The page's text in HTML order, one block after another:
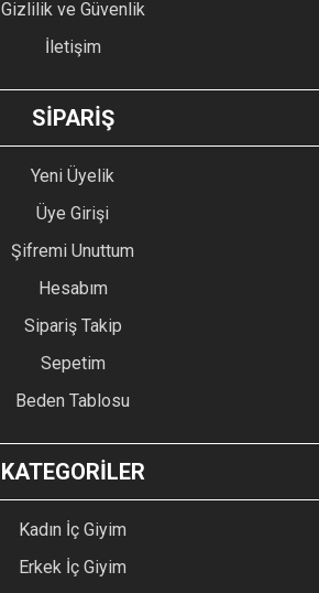
GÖNDER
Gizlilik ve Güvenlik
İletişim
SİPARİŞ
Yeni Üyelik
Üye Girişi
Şifremi Unuttum
Hesabım
Sipariş Takip
Sepetim
Beden Tablosu
KATEGORİLER
Kadın İç Giyim
Erkek İç Giyim